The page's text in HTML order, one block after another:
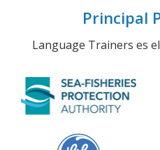
Principal
Language Trainers es